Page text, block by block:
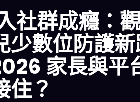
社群成癮：
少數位防護
家長與平
住？